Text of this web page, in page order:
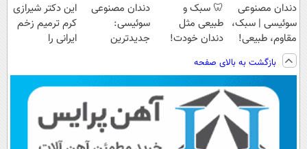
دندان مصنوعی
سوئیسی | سبک،
مقاوم، طبیعی!
ویزیت
رایگان+پرداخت
اقساطی😍
🦷 سبک و
طبیعی مثل
دندان خودت!
پرداخت اقساطی
💳 📍 تهران
دندان مصنوعی
سوئیسی:
جدیدترین
پرداخت قسطی
این دکتر شیرازی
کرم ترمیم زخم
ایرانی را
بازگشت به بالای صفحه